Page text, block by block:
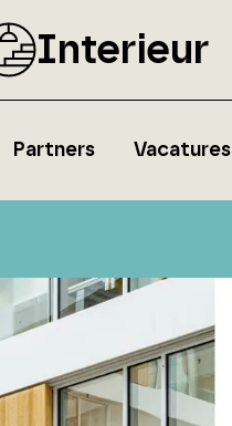
Interieur
Partners Vacatures